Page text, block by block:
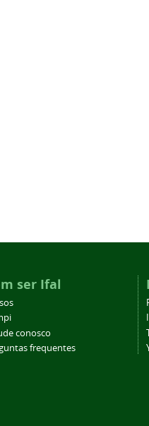
ser Ifal
conosco
frequentes